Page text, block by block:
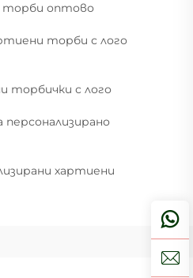
торби оптово
торби с лого
торбички с лого
персонализирано
хартиени